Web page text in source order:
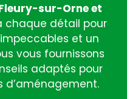
sur-Orne et
chaque détail pour
et un
vous fournissons
adaptés pour
d’aménagement.